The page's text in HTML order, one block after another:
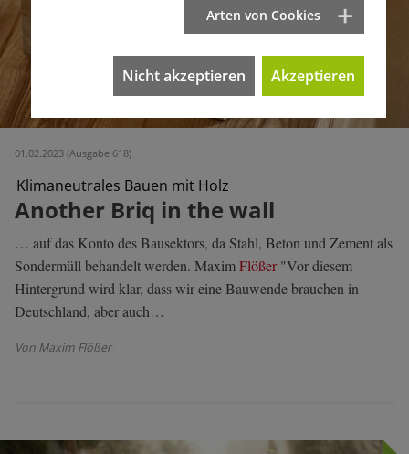
01.02.2023 (Ausgabe 618)
Klimaneutrales Bauen mit Holz
Another Briq in the wall
… auf das Konto des Bausektors, da Stahl, Beton und Zement als
Sondermüll behandelt werden. MaximFlößer"Vor diesem
Hintergrund wird klar, dass wir eine Bauwende brauchen in
Deutschland, aber auch…
Von Maxim Flößer
Arten von Cookies
Nicht akzeptieren Akzeptieren